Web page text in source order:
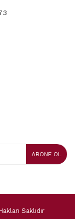
ABONE OL
Saklıdır